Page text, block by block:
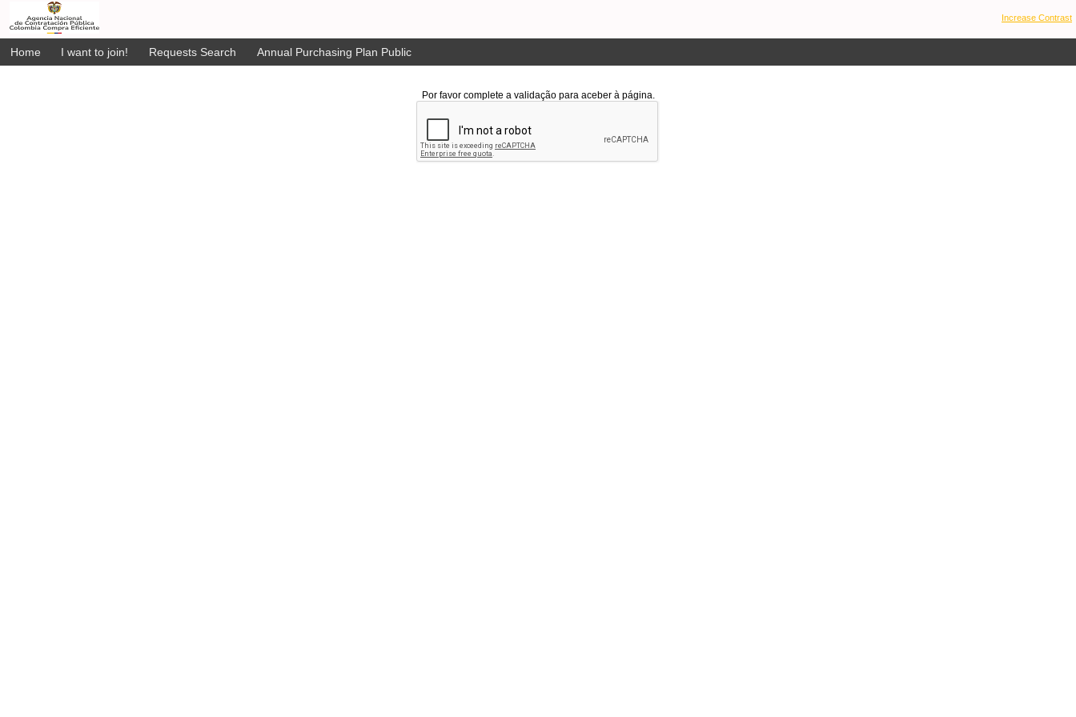
Increase Contrast
Home I want to join! Requests Search Annual Purchasing Plan Public
Por favor complete a validação para aceber à página.